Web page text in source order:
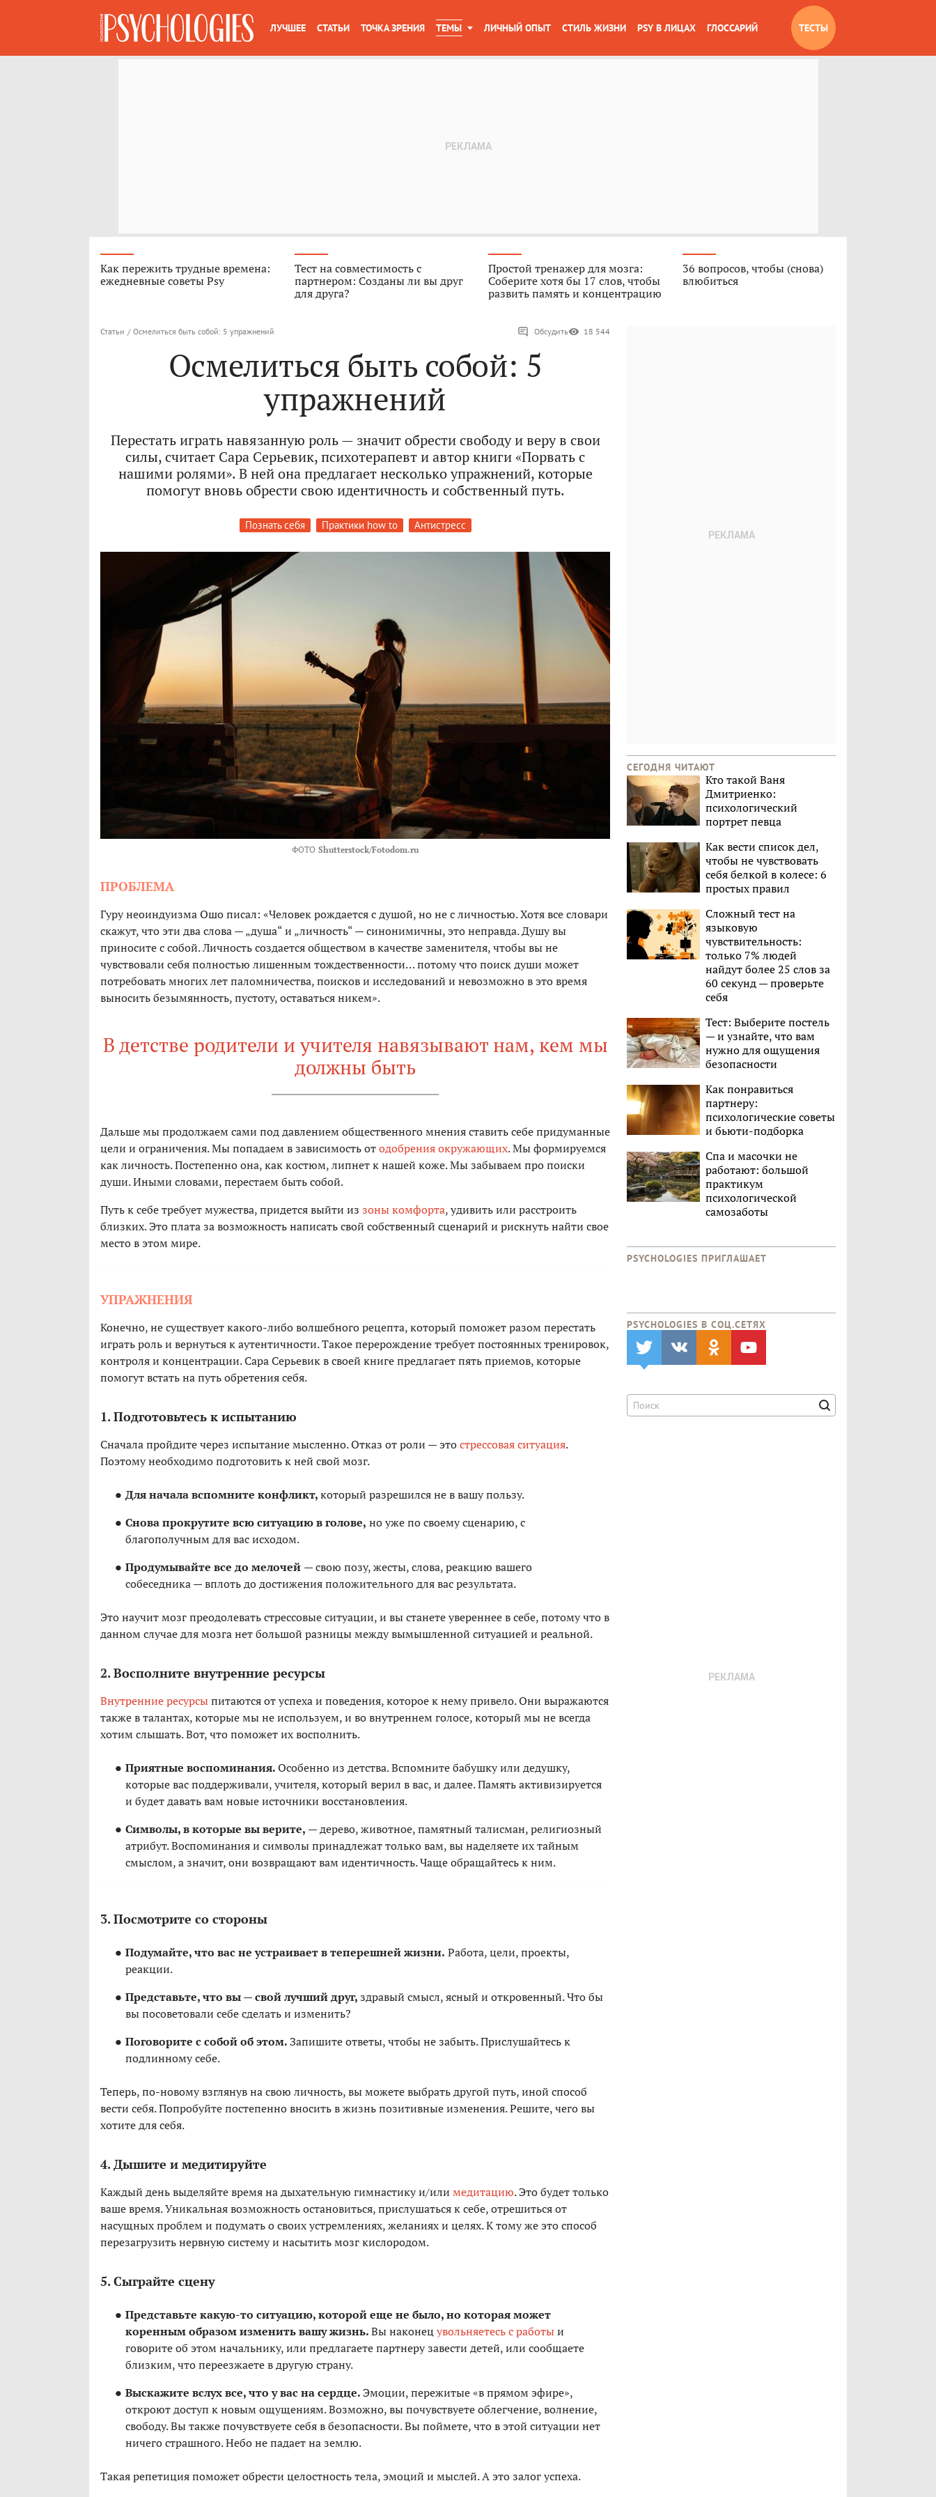
ЛУЧШЕЕ СТАТЬИ ТОЧКА ЗРЕНИЯ ТЕМЫ ЛИЧНЫЙ ОПЫТ СТИЛЬ ЖИЗНИ PSY В ЛИЦАХ ГЛОССАРИЙ ТЕСТЫ
Как пережить трудные времена:
ежедневные советы Psy
Тест на совместимость с
партнером: Созданы ли вы друг
для друга?
Простой тренажер для мозга:
Соберите хотя бы 17 слов, чтобы
развить память и концентрацию
36 вопросов, чтобы (снова)
влюбиться
Статьи / Осмелиться быть собой: 5 упражнений Обсудить 18 544
Осмелиться быть собой: 5
упражнений
Перестать играть навязанную роль — значит обрести свободу и веру в свои
силы, считает Сара Серьевик, психотерапевт и автор книги «Порвать с
нашими ролями». В ней она предлагает несколько упражнений, которые
помогут вновь обрести свою идентичность и собственный путь.
Познать себя Практики how to Антистресс
ФОТО Shutterstock/Fotodom.ru
ПРОБЛЕМА
Гуру неоиндуизма Ошо писал: «Человек рождается с душой, но не с личностью. Хотя все словари
скажут, что эти два слова — „душа“ и „личность“ — синонимичны, это неправда. Душу вы
приносите с собой. Личность создается обществом в качестве заменителя, чтобы вы не
чувствовали себя полностью лишенным тождественности… потому что поиск души может
потребовать многих лет паломничества, поисков и исследований и невозможно в это время
выносить безымянность, пустоту, оставаться никем».
В детстве родители и учителя навязывают нам, кем мы
должны быть
Дальше мы продолжаем сами под давлением общественного мнения ставить себе придуманные
цели и ограничения. Мы попадаем в зависимость отодобрения окружающих. Мы формируемся
как личность. Постепенно она, как костюм, липнет к нашей коже. Мы забываем про поиски
души. Иными словами, перестаем быть собой.
Путь к себе требует мужества, придется выйти из зоны комфорта, удивить или расстроить
близких. Это плата за возможность написать свой собственный сценарий и рискнуть найти свое
место в этом мире.
УПРАЖНЕНИЯ
Конечно, не существует какого-либо волшебного рецепта, который поможет разом перестать
играть роль и вернуться к аутентичности. Такое перерождение требует постоянных тренировок,
контроля и концентрации. Сара Серьевик в своей книге предлагает пять приемов, которые
помогут встать на путь обретения себя.
1. Подготовьтесь к испытанию
Сначала пройдите через испытание мысленно. Отказ от роли — этострессовая ситуация.
Поэтому необходимо подготовить к ней свой мозг.
Для начала вспомните конфликт,который разрешился не в вашу пользу.
Снова прокрутите всю ситуацию в голове, но уже по своему сценарию, с
благополучным для вас исходом.
Продумывайте все до мелочей — свою позу, жесты, слова, реакцию вашего
собеседника — вплоть до достижения положительного для вас результата.
Это научит мозг преодолевать стрессовые ситуации, и вы станете увереннее в себе, потому что в
данном случае для мозга нет большой разницы между вымышленной ситуацией и реальной.
2. Восполните внутренние ресурсы
Внутренние ресурсыпитаются от успеха и поведения, которое к нему привело. Они выражаются
также в талантах, которые мы не используем, и во внутреннем голосе, который мы не всегда
хотим слышать. Вот, что поможет их восполнить.
Приятные воспоминания.Особенно из детства. Вспомните бабушку или дедушку,
которые вас поддерживали, учителя, который верил в вас, и далее. Память активизируется
и будет давать вам новые источники восстановления.
Символы, в которые вы верите, — дерево, животное, памятный талисман, религиозный
атрибут. Воспоминания и символы принадлежат только вам, вы наделяете их тайным
смыслом, а значит, они возвращают вам идентичность. Чаще обращайтесь к ним.
3. Посмотрите со стороны
Подумайте, что вас не устраивает в теперешней жизни. Работа, цели, проекты,
реакции.
Представьте, что вы — свой лучший друг,здравый смысл, ясный и откровенный. Что бы
вы посоветовали себе сделать и изменить?
Поговорите с собой об этом.Запишите ответы, чтобы не забыть. Прислушайтесь к
подлинному себе.
Теперь, по-новому взглянув на свою личность, вы можете выбрать другой путь, иной способ
вести себя. Попробуйте постепенно вносить в жизнь позитивные изменения. Решите, чего вы
хотите для себя.
4. Дышите и медитируйте
Каждый день выделяйте время на дыхательную гимнастику и/или медитацию. Это будет только
ваше время. Уникальная возможность остановиться, прислушаться к себе, отрешиться от
насущных проблем и подумать о своих устремлениях, желаниях и целях. К тому же это способ
перезагрузить нервную систему и насытить мозг кислородом.
5. Сыграйте сцену
Представьте какую-то ситуацию, которой еще не было, но которая может
коренным образом изменить вашу жизнь.Вы наконецувольняетесь с работыи
говорите об этом начальнику, или предлагаете партнеру завести детей, или сообщаете
близким, что переезжаете в другую страну.
Выскажите вслух все, что у вас на сердце. Эмоции, пережитые «в прямом эфире»,
откроют доступ к новым ощущениям. Возможно, вы почувствуете облегчение, волнение,
свободу. Вы также почувствуете себя в безопасности. Вы поймете, что в этой ситуации нет
ничего страшного. Небо не падает на землю.
Такая репетиция поможет обрести целостность тела, эмоций и мыслей. А это залог успеха.
СЕГОДНЯ ЧИТАЮТ
Кто такой Ваня
Дмитриенко:
психологический
портрет певца
Как вести список дел,
чтобы не чувствовать
себя белкой в колесе: 6
простых правил
Сложный тест на
языковую
чувствительность:
только 7% людей
найдут более 25 слов за
60 секунд — проверьте
себя
Тест: Выберите постель
— и узнайте, что вам
нужно для ощущения
безопасности
Как понравиться
партнеру:
психологические советы
и бьюти-подборка
Спа и масочки не
работают: большой
практикум
психологической
самозаботы
PSYCHOLOGIES ПРИГЛАШАЕТ
PSYCHOLOGIES В CОЦ.СЕТЯХ